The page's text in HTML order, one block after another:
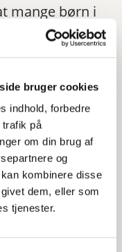
bruger cookies
indhold, forbedre
trafik på
om din brug af
og
kombinere disse
dem, eller som
tjenester.
mange børn i
til at
at en del
deres indkøb
mulighed